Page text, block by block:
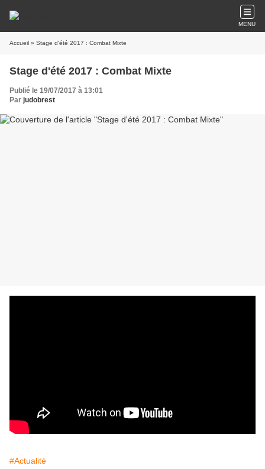
MENU
Accueil » Stage d'été 2017 : Combat Mixte
Stage d'été 2017 : Combat Mixte
Publié le 19/07/2017 à 13:01
Par judobrest
#Actualité